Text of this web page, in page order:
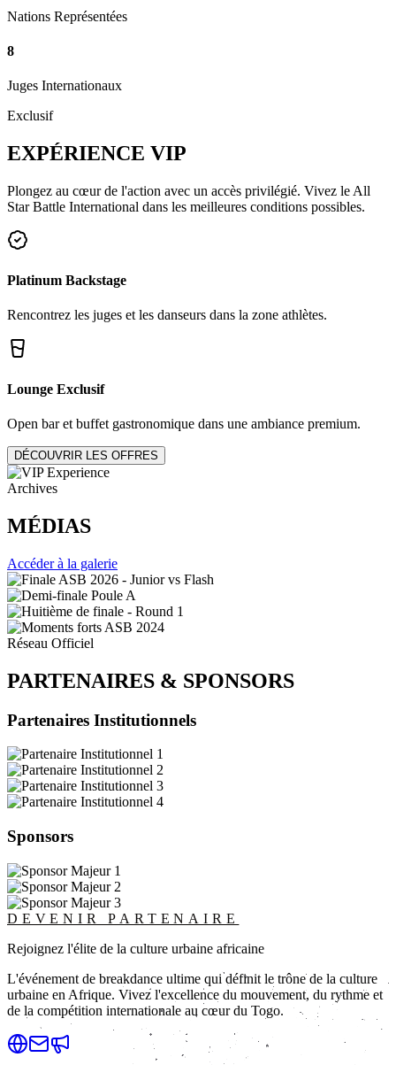
Nations Représentées
8
Juges Internationaux
Exclusif
EXPÉRIENCE VIP
Plongez au cœur de l'action avec un accès privilégié. Vivez le All
Star Battle International dans les meilleures conditions possibles.
Platinum Backstage
Rencontrez les juges et les danseurs dans la zone athlètes.
Lounge Exclusif
Open bar et buffet gastronomique dans une ambiance premium.
DÉCOUVRIR LES OFFRES
Archives
MÉDIAS
Accéder à la galerie
Réseau Officiel
PARTENAIRES & SPONSORS
Partenaires Institutionnels
Sponsors
DEVENIR PARTENAIRE
Rejoignez l'élite de la culture urbaine africaine
L'événement de breakdance ultime qui définit le trône de la culture
urbaine en Afrique. Vivez l'excellence du mouvement, du rythme et
de la compétition internationale au cœur du Togo.